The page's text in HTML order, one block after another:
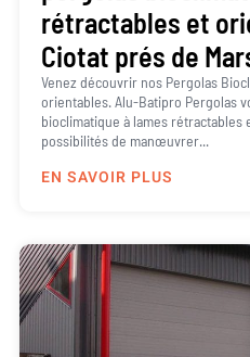
rétractables et
Ciotat prés de
Venez découvrir nos Pergolas
orientables. Alu-Batipro Pergolas
bioclimatique à lames rétractables
possibilités de manœuvrer...
EN SAVOIR PLUS